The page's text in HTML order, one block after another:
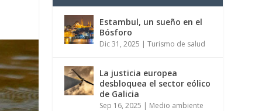
Estambul, un sueño en el
Bósforo
Dic 31, 2025 |Turismo de salud
La justicia europea
desbloquea el sector eólico
de Galicia
Sep 16, 2025 | Medio ambiente